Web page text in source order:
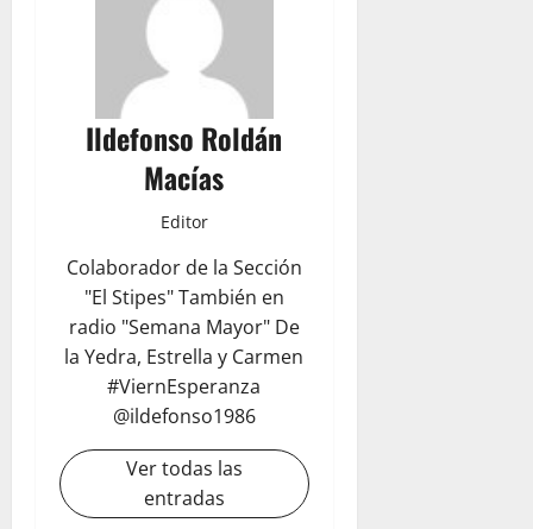
Ildefonso Roldán
Macías
Editor
Colaborador de la Sección
"El Stipes" También en
radio "Semana Mayor" De
la Yedra, Estrella y Carmen
#ViernEsperanza
@ildefonso1986
Ver todas las
entradas